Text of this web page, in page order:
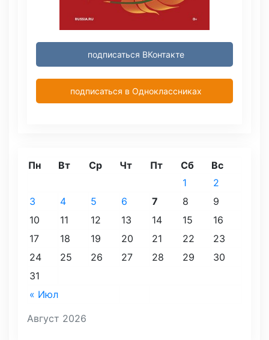
подписаться ВКонтакте
подписаться в Одноклассниках
Август 2026
Пн Вт Ср Чт Пт Сб Вс
« Июл
1
2
3
4 5 6 7 8
9
10
11 12 13 14 15
16
17
18 19 20 21 22
23
24
25 26 27 28 29
30
31